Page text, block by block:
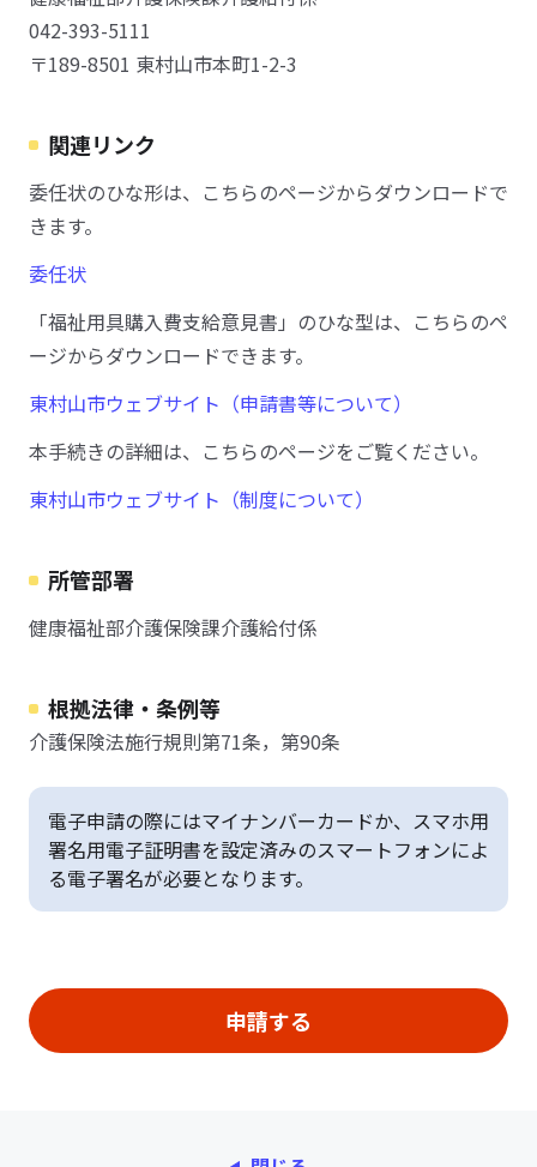
042-393-5111
〒189-8501 東村山市本町1-2-3
関連リンク
委任状のひな形は、こちらのページからダウンロードで
きます。
委任状
「福祉用具購入費支給意見書」のひな型は、こちらのペ
ージからダウンロードできます。
東村山市ウェブサイト（申請書等について）
本手続きの詳細は、こちらのページをご覧ください。
東村山市ウェブサイト（制度について）
所管部署
健康福祉部介護保険課介護給付係
根拠法律・条例等
介護保険法施行規則第71条，第90条
電子申請の際にはマイナンバーカードか、スマホ用
署名用電子証明書を設定済みのスマートフォンによ
る電子署名が必要となります。